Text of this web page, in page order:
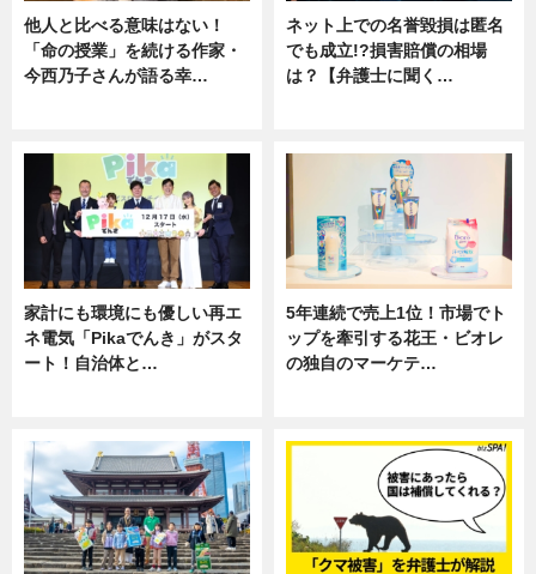
他人と比べる意味はない！
「命の授業」を続ける作家・
今西乃子さんが語る幸…
ネット上での名誉毀損は匿名
でも成立!?損害賠償の相場
は？【弁護士に聞く…
家計にも環境にも優しい再エ
ネ電気「Pikaでんき」がスタ
ート！自治体と…
5年連続で売上1位！市場でト
ップを牽引する花王・ビオレ
の独自のマーケテ…